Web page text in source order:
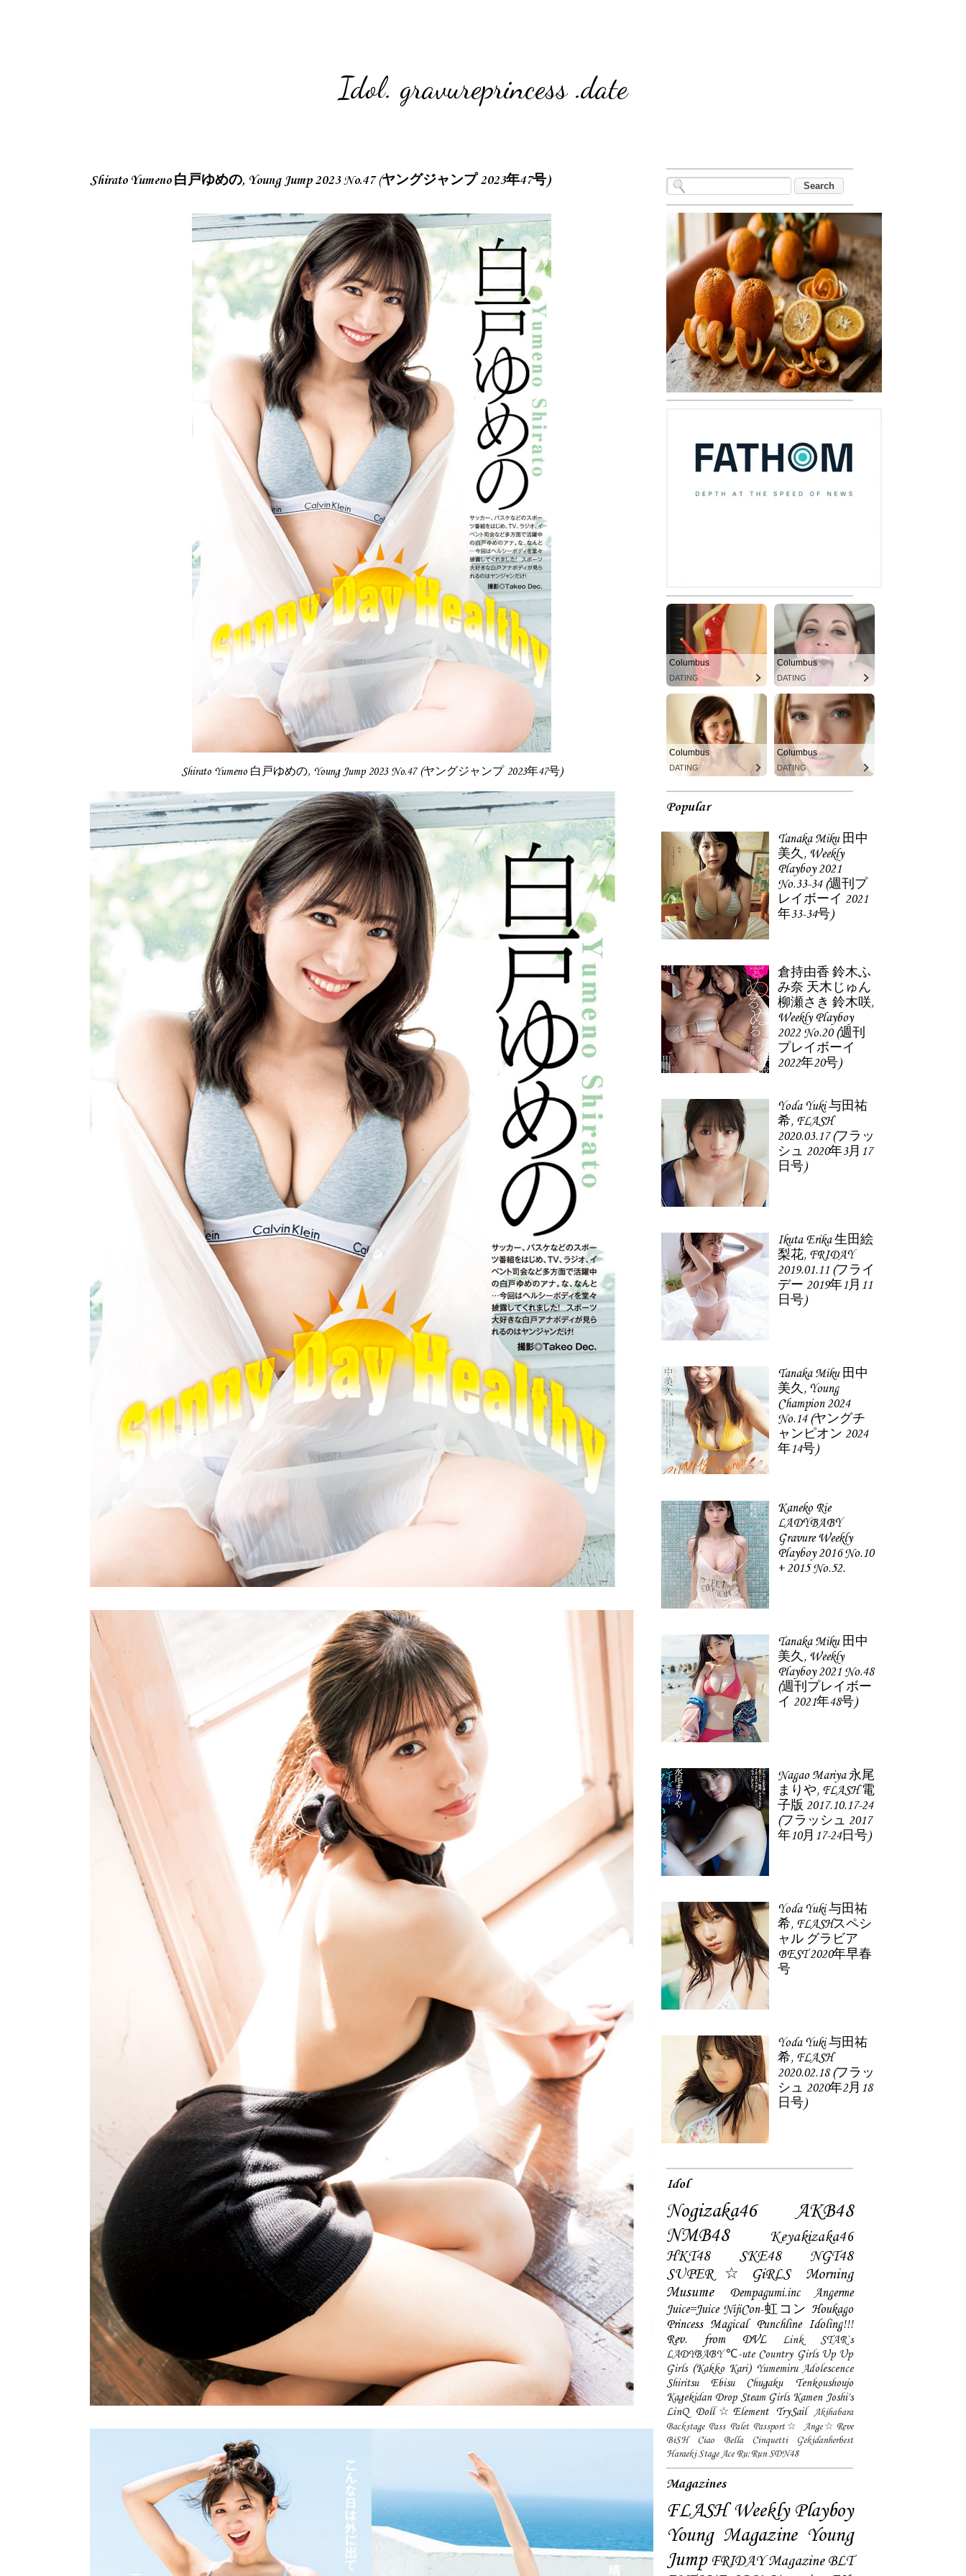
Idol. gravureprincess .date
Shirato Yumeno 白戸ゆめの, Young Jump 2023 No.47 (ヤングジャンプ 2023年47号)
Shirato Yumeno 白戸ゆめの, Young Jump 2023 No.47 (ヤングジャンプ 2023年47号)
Columbus
DATING
Columbus
DATING
Columbus
DATING
Columbus
DATING
Popular
Tanaka Miku 田中
美久, Weekly
Playboy 2021
No.33-34 (週刊プ
レイボーイ 2021
年33-34号)
倉持由香 鈴木ふ
み奈 天木じゅん
柳瀬さき 鈴木咲,
Weekly Playboy
2022 No.20 (週刊
プレイボーイ
2022年20号)
Yoda Yuki 与田祐
希, FLASH
2020.03.17 (フラッ
シュ 2020年3月17
日号)
Ikuta Erika 生田絵
梨花, FRIDAY
2019.01.11 (フライ
デー 2019年1月11
日号)
Tanaka Miku 田中
美久, Young
Champion 2024
No.14 (ヤングチ
ャンピオン 2024
年14号)
Kaneko Rie
LADYBABY
Gravure Weekly
Playboy 2016 No.10
+ 2015 No.52.
Tanaka Miku 田中
美久, Weekly
Playboy 2021 No.48
(週刊プレイボー
イ 2021年48号)
Nagao Mariya 永尾
まりや, FLASH 電
子版 2017.10.17-24
(フラッシュ 2017
年10月17-24日号)
Yoda Yuki 与田祐
希, FLASHスペシ
ャル グラビア
BEST 2020年早春
号
Yoda Yuki 与田祐
希, FLASH
2020.02.18 (フラッ
シュ 2020年2月18
日号)
Idol
Nogizaka46
AKB48
NMB48
Keyakizaka46
HKT48
SKE48
NGT48
SUPER☆GiRLS
Morning
Musume
Dempagumi.inc
Angerme
Juice=Juice NijiCon-虹コン Houkago
Princess Magical Punchline Idoling!!!
Rev. from DVL
Link STAR`s
LADYBABY ℃-ute Country Girls Up Up
Girls (Kakko Kari) Yumemiru Adolescence
Shiritsu Ebisu Chugaku
Tenkoushoujo
Kagekidan Drop Steam Girls Kamen Joshi's
LinQ Doll☆Element TrySail
Akihabara
Backstage Pass Palet Passport☆
Ange☆Reve
BiSH
Ciao Bella Cinquetti
Gekidanherbest
Haraeki Stage Ace Ru:Run SDN48
Magazines
FLASH Weekly Playboy
Young Magazine Young
Jump FRIDAY Magazine BLT